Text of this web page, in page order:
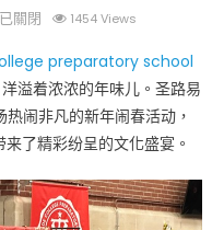
關閉 1454 Views
preparatory school
溢着浓浓的年味儿。圣路易
闹非凡的新年闹春活动，
了精彩纷呈的文化盛宴。